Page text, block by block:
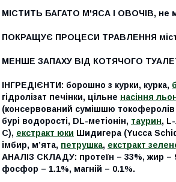
МІСТИТЬ БАГАТО М'ЯСА І ОВОЧІВ, не
ПОКРАЩУЄ ПРОЦЕСИ ТРАВЛЕННЯ
МЕНШЕ ЗАПАХУ ВІД КОТЯЧОГО ТУАЛЕТУ
ІНГРЕДІЄНТИ: борошно з курки, курка,
гідролізат печінки, цільне насіння
(консервований сумішшю токоферолів
бурі водорості, DL-метіонін, таурин,
С), екстракт юки Шидигера (Yucca
імбир, м’ята, петрушка, екстракт
АНАЛІЗ СКЛАДУ: протеїн – 33%, жир –
фосфор – 1.1%, магній – 0.1%.